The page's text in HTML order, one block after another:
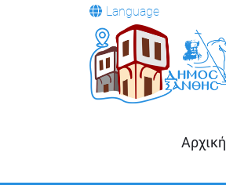
Language
Αρχική